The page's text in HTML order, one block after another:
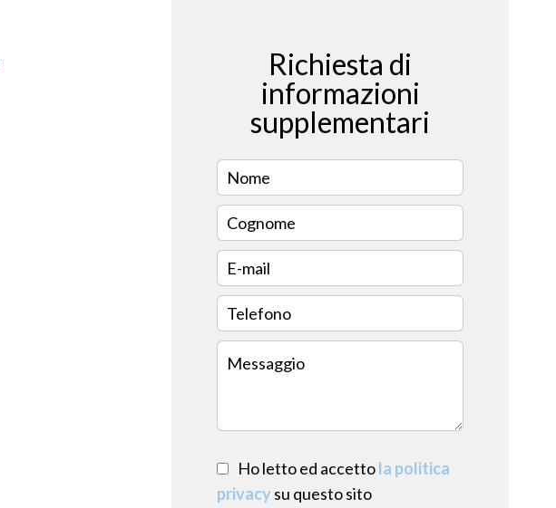
Richiesta di
informazioni
supplementari
Ho letto ed accettola politica
privacysu questo sito